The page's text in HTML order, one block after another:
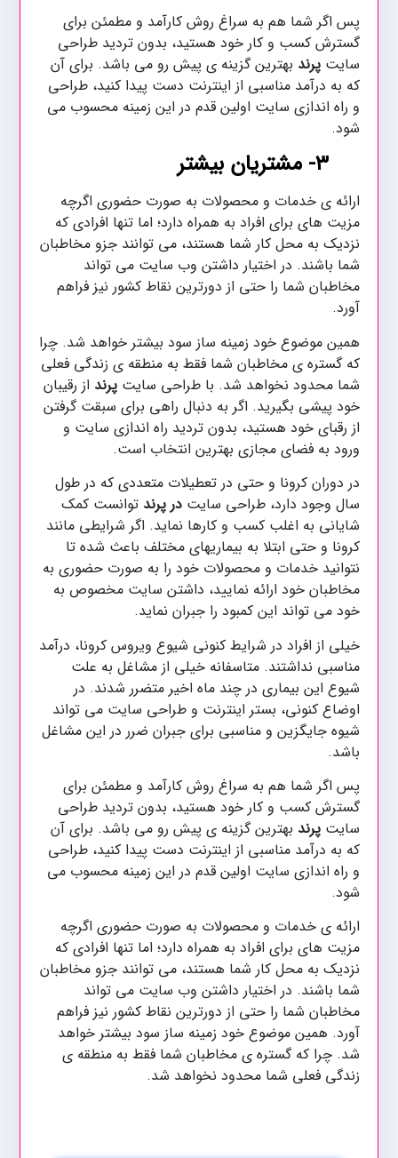
پس اگر شما هم به سراغ روش کارآمد و مطمئن برای
گسترش کسب و کار خود هستید، بدون تردید طراحی
سایتپرند بهترین گزینه ی پیش رو می باشد. برای آن
که به درآمد مناسبی از اینترنت دست پیدا کنید، طراحی
و راه اندازی سایت اولین قدم در این زمینه محسوب می
شود.
۳- مشتریان بیشتر
ارائه ی خدمات و محصولات به صورت حضوری اگرچه
مزیت های برای افراد به همراه دارد؛ اما تنها افرادی که
نزدیک به محل کار شما هستند، می توانند جزو مخاطبان
شما باشند. در اختیار داشتن وب سایت می تواند
مخاطبان شما را حتی از دورترین نقاط کشور نیز فراهم
آورد.
همین موضوع خود زمینه ساز سود بیشتر خواهد شد. چرا
که گستره ی مخاطبان شما فقط به منطقه ی زندگی فعلی
شما محدود نخواهد شد. با طراحی سایتپرند از رقیبان
خود پیشی بگیرید. اگر به دنبال راهی برای سبقت گرفتن
از رقبای خود هستید، بدون تردید راه اندازی سایت و
ورود به فضای مجازی بهترین انتخاب است.
در دوران کرونا و حتی در تعطیلات متعددی که در طول
سال وجود دارد، طراحی سایتدر پرند توانست کمک
شایانی به اغلب کسب و کارها نماید. اگر شرایطی مانند
کرونا و حتی ابتلا به بیماریهای مختلف باعث شده تا
نتوانید خدمات و محصولات خود را به صورت حضوری به
مخاطبان خود ارائه نمایید، داشتن سایت مخصوص به
خود می تواند این کمبود را جبران نماید.
خیلی از افراد در شرایط کنونی شیوع ویروس کرونا، درآمد
مناسبی نداشتند. متاسفانه خیلی از مشاغل به علت
شیوع این بیماری در چند ماه اخیر متضرر شدند. در
اوضاع کنونی، بستر اینترنت و طراحی سایت می تواند
شیوه جایگزین و مناسبی برای جبران ضرر در این مشاغل
باشد.
پس اگر شما هم به سراغ روش کارآمد و مطمئن برای
گسترش کسب و کار خود هستید، بدون تردید طراحی
سایتپرند بهترین گزینه ی پیش رو می باشد. برای آن
که به درآمد مناسبی از اینترنت دست پیدا کنید، طراحی
و راه اندازی سایت اولین قدم در این زمینه محسوب می
شود.
ارائه ی خدمات و محصولات به صورت حضوری اگرچه
مزیت های برای افراد به همراه دارد؛ اما تنها افرادی که
نزدیک به محل کار شما هستند، می توانند جزو مخاطبان
شما باشند. در اختیار داشتن وب سایت می تواند
مخاطبان شما را حتی از دورترین نقاط کشور نیز فراهم
آورد. همین موضوع خود زمینه ساز سود بیشتر خواهد
شد. چرا که گستره ی مخاطبان شما فقط به منطقه ی
زندگی فعلی شما محدود نخواهد شد.